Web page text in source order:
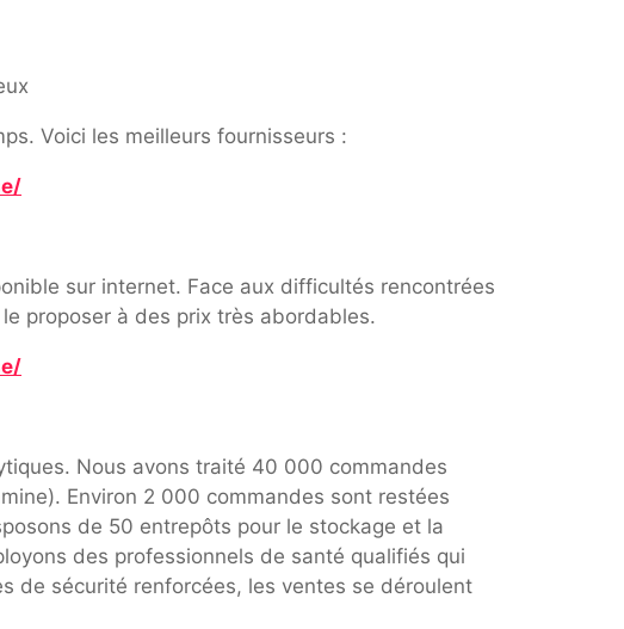
Voici les meilleurs fournisseurs :
sur internet. Face aux difficultés rencontrées
proposer à des prix très abordables.
Nous avons traité 40 000 commandes
Environ 2 000 commandes sont restées
de 50 entrepôts pour le stockage et la
des professionnels de santé qualifiés qui
de sécurité renforcées, les ventes se déroulent